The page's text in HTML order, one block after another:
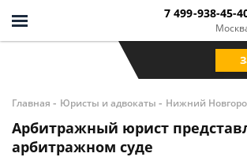
7 499-938-45-
Главная - Юристы и адвокаты - Нижний
Арбитражный юрист
арбитражном суде